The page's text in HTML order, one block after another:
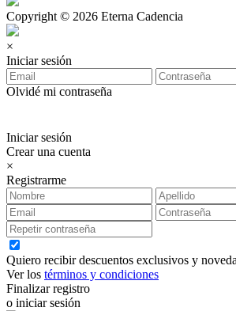
Copyright © 2026 Eterna Cadencia
×
Iniciar sesión
Olvidé mi contraseña
Iniciar sesión
Crear una cuenta
×
Registrarme
Quiero recibir descuentos exclusivos y
Ver los términos y condiciones
Finalizar registro
o iniciar sesión